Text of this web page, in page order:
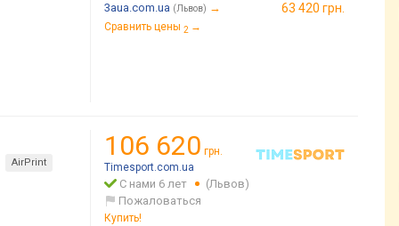
3aua.com.ua (Львов) → 63 420 грн.
Сравнить цены 2 →
AirPrint
106 620 грн.
Timesport.com.ua
С нами 6 лет
(Львов)
Пожаловаться
Купить!